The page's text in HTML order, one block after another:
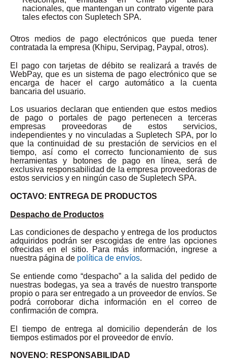
nacionales, que mantengan un contrato vigente para
tales efectos con Supletech SPA.
Otros medios de pago electrónicos que pueda tener
contratada la empresa (Khipu, Servipag, Paypal, otros).
El pago con tarjetas de débito se realizará a través de
WebPay, que es un sistema de pago electrónico que se
encarga de hacer el cargo automático a la cuenta
bancaria del usuario.
Los usuarios declaran que entienden que estos medios
de pago o portales de pago pertenecen a terceras
empresas proveedoras de estos servicios,
independientes y no vinculadas a Supletech SPA, por lo
que la continuidad de su prestación de servicios en el
tiempo, así como el correcto funcionamiento de sus
herramientas y botones de pago en línea, será de
exclusiva responsabilidad de la empresa proveedoras de
estos servicios y en ningún caso de Supletech SPA.
OCTAVO: ENTREGA DE PRODUCTOS
Despacho de Productos
Las condiciones de despacho y entrega de los productos
adquiridos podrán ser escogidas de entre las opciones
ofrecidas en el sitio. Para más información, ingrese a
nuestra página de política de envíos.
Se entiende como “despacho” a la salida del pedido de
nuestras bodegas, ya sea a través de nuestro transporte
propio o para ser entregado a un proveedor de envíos. Se
podrá corroborar dicha información en el correo de
confirmación de compra.
El tiempo de entrega al domicilio dependerán de los
tiempos estimados por el proveedor de envío.
NOVENO: RESPONSABILIDAD